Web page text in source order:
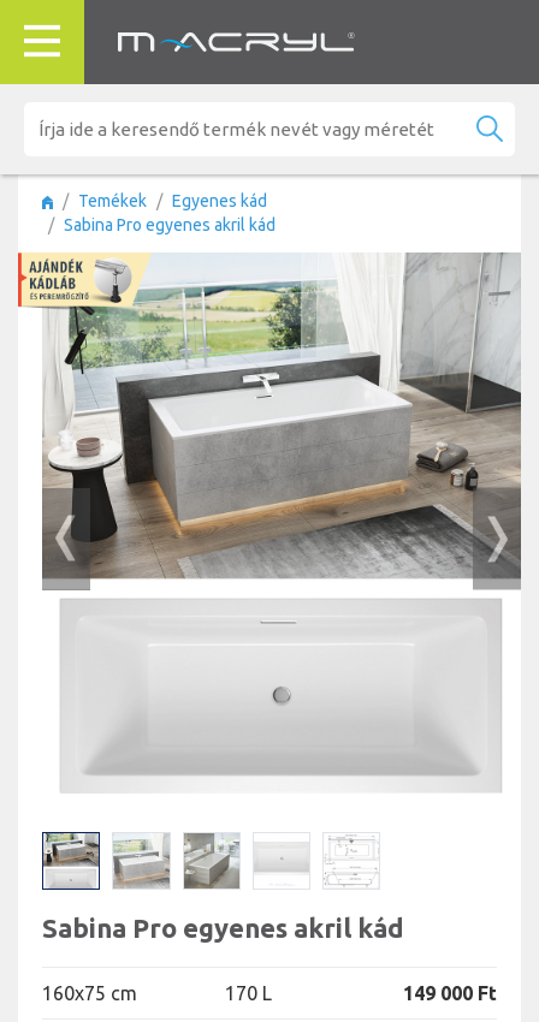
Temékek
Egyenes kád
Sabina Pro egyenes akril kád
Sabina Pro egyenes akril kád
160x75 cm 170 L 149 000 Ft